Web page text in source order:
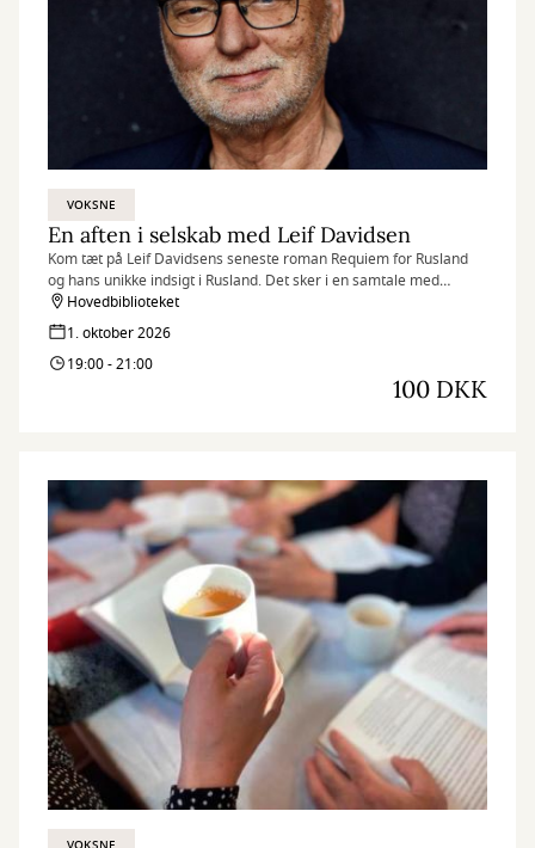
VOKSNE
En aften i selskab med Leif Davidsen
Kom tæt på Leif Davidsens seneste roman Requiem for Rusland
og hans unikke indsigt i Rusland. Det sker i en samtale med
bibliotekets Jacob Holm Krogsøe. Samtalen henvender sig til alle
med interesse for aktuelle verdensforhold og giver en dybere
forståelse af Ruslands udvikling, krigen i Ukraine og de
menneskelige dilemmaer bag.
Hovedbiblioteket
1. oktober 2026
19:00 - 21:00
100 DKK